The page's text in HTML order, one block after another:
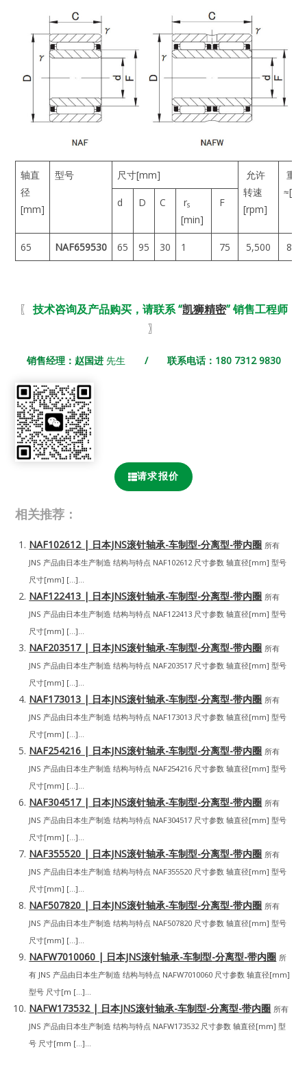
轴直
径
[mm]
型号 尺寸[mm]
允许
转速
[rpm]
重量
≈[g]
d D C rs
[min]
F
65 NAF659530 65 95 30 1 75 5,500 800
〖 技术咨询及产品购买，请联系 “凯狮精密” 销售工程师
〗
销售经理：赵国进 先生 / 联系电话：180 7312 9830
请求报价
相关推荐：
NAF102612 | 日本JNS滚针轴承-车制型-分离型-带内圈 所有
JNS 产品由日本生产制造 结构与特点 NAF102612 尺寸参数 轴直径[mm] 型号
尺寸[mm] […]...
NAF122413 | 日本JNS滚针轴承-车制型-分离型-带内圈 所有
JNS 产品由日本生产制造 结构与特点 NAF122413 尺寸参数 轴直径[mm] 型号
尺寸[mm] […]...
NAF203517 | 日本JNS滚针轴承-车制型-分离型-带内圈 所有
JNS 产品由日本生产制造 结构与特点 NAF203517 尺寸参数 轴直径[mm] 型号
尺寸[mm] […]...
NAF173013 | 日本JNS滚针轴承-车制型-分离型-带内圈 所有
JNS 产品由日本生产制造 结构与特点 NAF173013 尺寸参数 轴直径[mm] 型号
尺寸[mm] […]...
NAF254216 | 日本JNS滚针轴承-车制型-分离型-带内圈 所有
JNS 产品由日本生产制造 结构与特点 NAF254216 尺寸参数 轴直径[mm] 型号
尺寸[mm] […]...
NAF304517 | 日本JNS滚针轴承-车制型-分离型-带内圈 所有
JNS 产品由日本生产制造 结构与特点 NAF304517 尺寸参数 轴直径[mm] 型号
尺寸[mm] […]...
NAF355520 | 日本JNS滚针轴承-车制型-分离型-带内圈 所有
JNS 产品由日本生产制造 结构与特点 NAF355520 尺寸参数 轴直径[mm] 型号
尺寸[mm] […]...
NAF507820 | 日本JNS滚针轴承-车制型-分离型-带内圈 所有
JNS 产品由日本生产制造 结构与特点 NAF507820 尺寸参数 轴直径[mm] 型号
尺寸[mm] […]...
NAFW7010060 | 日本JNS滚针轴承-车制型-分离型-带内圈 所
有 JNS 产品由日本生产制造 结构与特点 NAFW7010060 尺寸参数 轴直径[mm]
型号 尺寸[m […]...
NAFW173532 | 日本JNS滚针轴承-车制型-分离型-带内圈 所有
JNS 产品由日本生产制造 结构与特点 NAFW173532 尺寸参数 轴直径[mm] 型
号 尺寸[mm […]...